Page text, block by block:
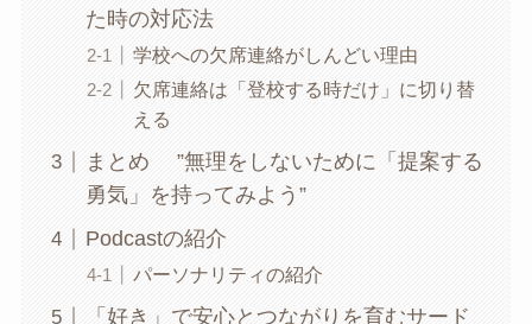
た時の対応法
学校への欠席連絡がしんどい理由
欠席連絡は「登校する時だけ」に切り替
える
まとめ ”無理をしないために「提案する
勇気」を持ってみよう”
Podcastの紹介
パーソナリティの紹介
「好き」で安心とつながりを育むサード